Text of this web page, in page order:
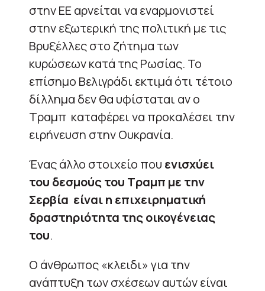
στην ΕΕ αρνείται να εναρμονιστεί
στην εξωτερική της πολιτική με τις
Βρυξέλλες στο ζήτημα των
κυρώσεων κατά της Ρωσίας. Το
επίσημο Βελιγράδι εκτιμά ότι τέτοιο
δίλλημα δεν θα υφίσταται αν ο
Τραμπ καταφέρει να προκαλέσει την
ειρήνευση στην Ουκρανία.
Ένας άλλο στοιχείο που ενισχύει
του δεσμούς του Τραμπ με την
Σερβία είναι η επιχειρηματική
δραστηριότητα της οικογένειας
του.
Ο άνθρωπος «κλειδι» για την
ανάπτυξη των σχέσεων αυτών είναι